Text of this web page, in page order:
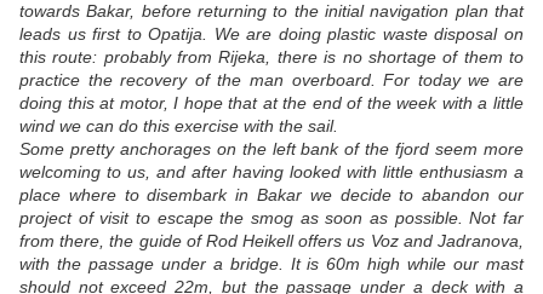
towards Bakar, before returning to the initial navigation plan that
leads us first to Opatija. We are doing plastic waste disposal on
this route: probably from Rijeka, there is no shortage of them to
practice the recovery of the man overboard. For today we are
doing this at motor, I hope that at the end of the week with a little
wind we can do this exercise with the sail.
Some pretty anchorages on the left bank of the fjord seem more
welcoming to us, and after having looked with little enthusiasm a
place where to disembark in Bakar we decide to abandon our
project of visit to escape the smog as soon as possible. Not far
from there, the guide of Rod Heikell offers us Voz and Jadranova,
with the passage under a bridge. It is 60m high while our mast
should not exceed 22m, but the passage under a deck with a